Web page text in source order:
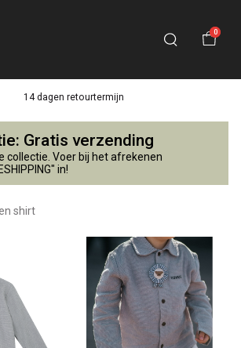
0
14 dagen retourtermijn
Gratis verzending
collectie. Voer bij het afrekenen
in!
shirt